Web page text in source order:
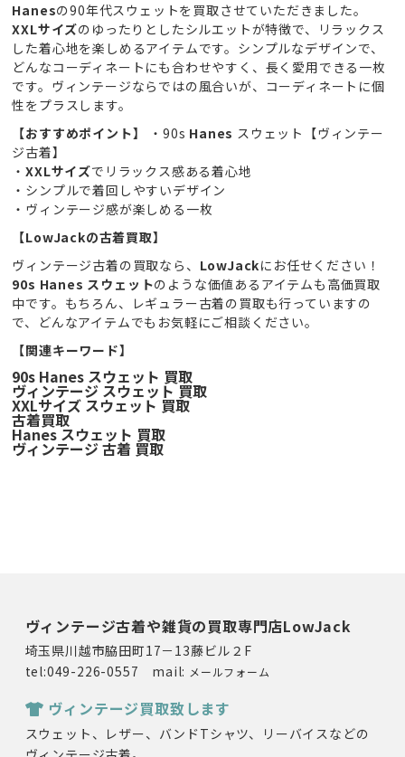
Hanesの90年代スウェットを買取させていただきました。
XXLサイズのゆったりとしたシルエットが特徴で、リラックス
した着心地を楽しめるアイテムです。シンプルなデザインで、
どんなコーディネートにも合わせやすく、長く愛用できる一枚
です。ヴィンテージならではの風合いが、コーディネートに個
性をプラスします。
【おすすめポイント】
・90s Hanes スウェット【ヴィンテー
ジ古着】
・XXLサイズでリラックス感ある着心地
・シンプルで着回しやすいデザイン
・ヴィンテージ感が楽しめる一枚
【LowJackの古着買取】
ヴィンテージ古着の買取なら、 LowJackにお任せください！
90s Hanes スウェットのような価値あるアイテムも高価買取
中です。もちろん、レギュラー古着の買取も行っていますの
で、どんなアイテムでもお気軽にご相談ください。
【関連キーワード】
90s Hanes スウェット 買取
ヴィンテージ スウェット 買取
XXLサイズ スウェット 買取
古着買取
Hanes スウェット 買取
ヴィンテージ 古着 買取
ヴィンテージ古着や雑貨の買取専門店LowJack
埼玉県川越市脇田町17－13藤ビル２F
tel:049-226-0557 mail: メールフォーム
ヴィンテージ買取致します
スウェット、レザー、バンドTシャツ、リーバイスなどの